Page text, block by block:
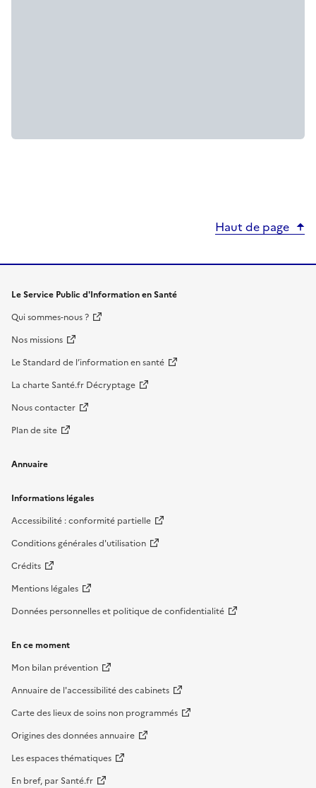
Haut de page
Le Service Public d'Information en Santé
Qui sommes-nous ?
Nos missions
Le Standard de l’information en santé
La charte Santé.fr Décryptage
Nous contacter
Plan de site
Annuaire
Informations légales
Accessibilité : conformité partielle
Conditions générales d'utilisation
Crédits
Mentions légales
Données personnelles et politique de confidentialité
En ce moment
Mon bilan prévention
Annuaire de l'accessibilité des cabinets
Carte des lieux de soins non programmés
Origines des données annuaire
Les espaces thématiques
En bref, par Santé.fr